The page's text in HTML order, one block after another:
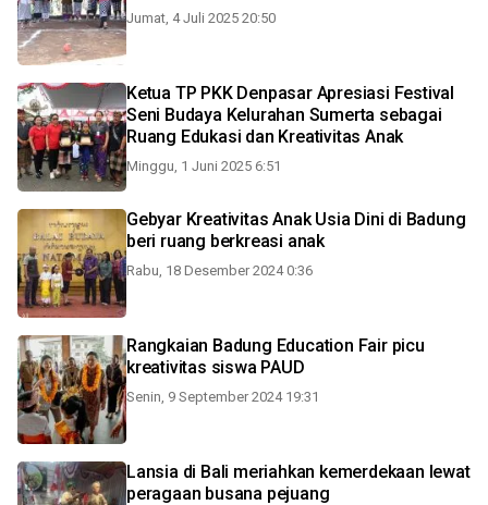
Jumat, 4 Juli 2025 20:50
Ketua TP PKK Denpasar Apresiasi Festival
Seni Budaya Kelurahan Sumerta sebagai
Ruang Edukasi dan Kreativitas Anak
Minggu, 1 Juni 2025 6:51
Gebyar Kreativitas Anak Usia Dini di Badung
beri ruang berkreasi anak
Rabu, 18 Desember 2024 0:36
Rangkaian Badung Education Fair picu
kreativitas siswa PAUD
Senin, 9 September 2024 19:31
Lansia di Bali meriahkan kemerdekaan lewat
peragaan busana pejuang